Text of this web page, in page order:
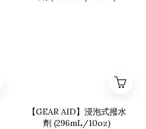
【GEAR AID】浸泡式撥水
劑 (296mL/10oz)